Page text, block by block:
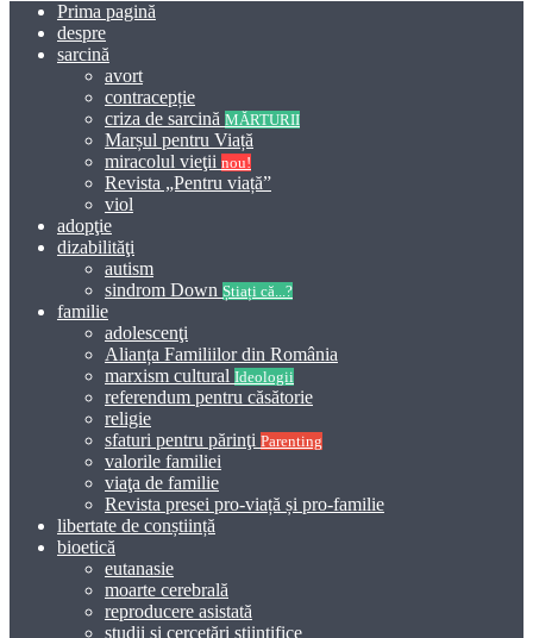
Prima pagină
despre
sarcină
avort
contracepție
criza de sarcină MĂRTURII
Marșul pentru Viață
miracolul vieţii nou!
Revista „Pentru viață”
viol
adopţie
dizabilităţi
autism
sindrom Down Știați că...?
familie
adolescenţi
Alianța Familiilor din România
marxism cultural Ideologii
referendum pentru căsătorie
religie
sfaturi pentru părinţi Parenting
valorile familiei
viaţa de familie
Revista presei pro-viață și pro-familie
libertate de conștiință
bioetică
eutanasie
moarte cerebrală
reproducere asistată
studii şi cercetări ştiinţifice